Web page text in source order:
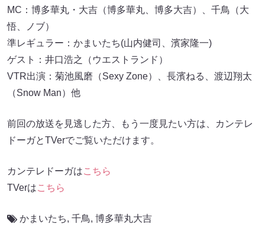
MC：博多華丸・大吉（博多華丸、博多大吉）、千鳥（大
悟、ノブ）
準レギュラー：かまいたち(山内健司、濱家隆一)
ゲスト：井口浩之（ウエストランド）
VTR出演：菊池風磨（Sexy Zone）、長濱ねる、渡辺翔太
（Snow Man）他
前回の放送を見逃した方、もう一度見たい方は、カンテレ
ドーガとTVerでご覧いただけます。
カンテレドーガはこちら
TVerはこちら
かまいたち, 千鳥, 博多華丸大吉